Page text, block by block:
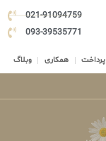
021-91094759
093-39535771
پرداخت همکاری وبلاگ